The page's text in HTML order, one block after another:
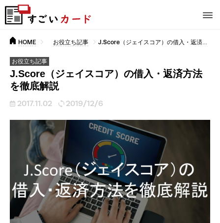
HOME お役立ち記事 J.Score（ジェイスコア）の借入・返済方法を徹底解説
お役立ち記事
J.Score（ジェイスコア）の借入・返済方法
を徹底解説
2017.11.02 2019/12/6